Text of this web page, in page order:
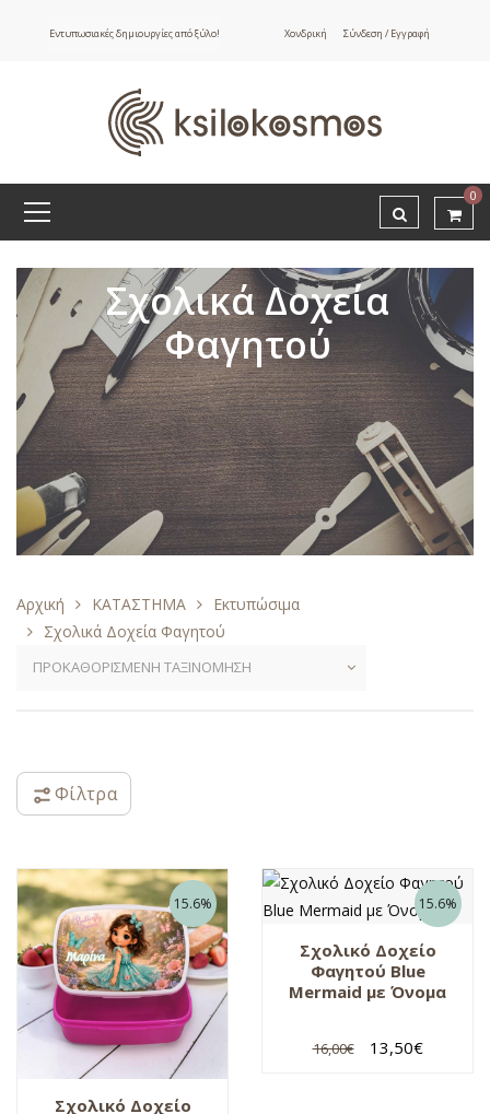
Εντυπωσιακές δημιουργίες από ξύλο! Χονδρική Σύνδεση / Εγγραφή
0
Σχολικά Δοχεία
Φαγητού
Αρχική ΚΑΤΑΣΤΗΜΑ
Εκτυπώσιμα
Σχολικά Δοχεία Φαγητού
Φίλτρα
ΕΤΙΚΕΤΕΣ
Σχολικό Τάπερ
15.6%
Σχολικό Δοχείο
15.6%
Σχολικό Δοχείο
Φαγητού Blue
Mermaid με Όνομα
16,00€ 13,50€